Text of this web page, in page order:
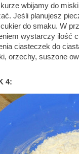
wbijamy do
Jeśli planujesz
do smaku. W
wystarczy ilość
ciasteczek do
orzechy, suszone
4: